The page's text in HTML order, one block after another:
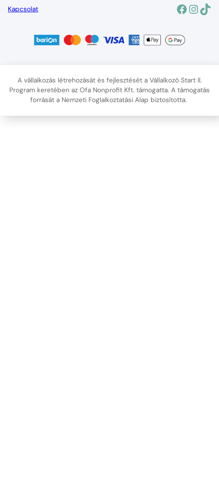
Kapcsolat
A vállalkozás létrehozását és fejlesztését a Vállalkozó Start II.
Program keretében az Ofa Nonprofit Kft. támogatta. A támogatás
forrását a Nemzeti Foglalkoztatási Alap biztosította.